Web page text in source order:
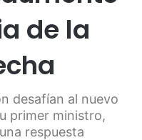
de la
desafían al nuevo
primer ministro,
respuesta